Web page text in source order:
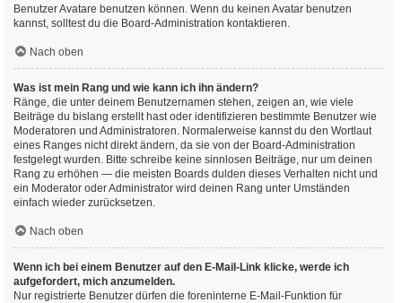
Benutzer Avatare benutzen können. Wenn du keinen Avatar benutzen
kannst, solltest du die Board-Administration kontaktieren.
Nach oben
Was ist mein Rang und wie kann ich ihn ändern?
Ränge, die unter deinem Benutzernamen stehen, zeigen an, wie viele
Beiträge du bislang erstellt hast oder identifizieren bestimmte Benutzer wie
Moderatoren und Administratoren. Normalerweise kannst du den Wortlaut
eines Ranges nicht direkt ändern, da sie von der Board-Administration
festgelegt wurden. Bitte schreibe keine sinnlosen Beiträge, nur um deinen
Rang zu erhöhen — die meisten Boards dulden dieses Verhalten nicht und
ein Moderator oder Administrator wird deinen Rang unter Umständen
einfach wieder zurücksetzen.
Nach oben
Wenn ich bei einem Benutzer auf den E-Mail-Link klicke, werde ich
aufgefordert, mich anzumelden.
Nur registrierte Benutzer dürfen die foreninterne E-Mail-Funktion für